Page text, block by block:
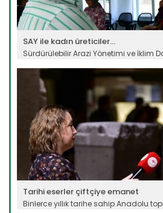
SAY ile kadın üreticiler...
Sürdürülebilir Arazi Yönetimi ve İklim
Devamını Oku ->
Tarihi eserler çiftçiye emanet
Binlerce yıllık tarihe sahip Anadolu